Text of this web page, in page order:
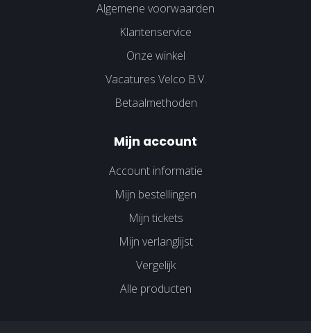
Algemene voorwaarden
Klantenservice
Onze winkel
Vacatures Velco B.V.
Betaalmethoden
Mijn account
Account informatie
Mijn bestellingen
Mijn tickets
Mijn verlanglijst
Vergelijk
Alle producten